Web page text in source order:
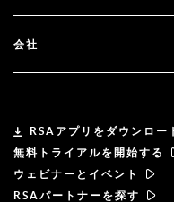
ドキュメンテーション
カスタマー・サポート
パートナーになる
会社
リーダーシップ
ニュース& プレス
RSAアプリをダウンロー
無料トライアルを開始する
ウェビナーとイベント
RSAパートナーを探す